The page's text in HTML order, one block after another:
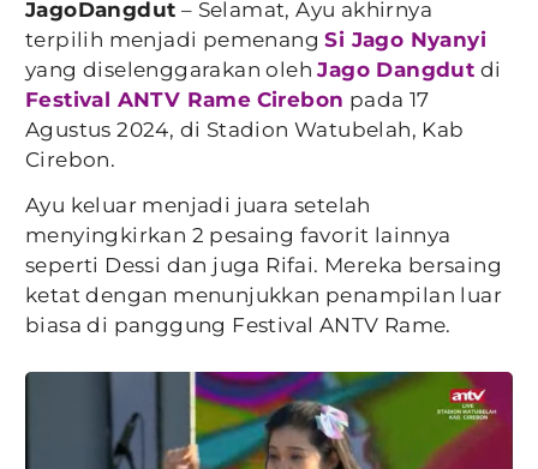
JagoDangdut – Selamat, Ayu akhirnya
terpilih menjadi pemenangSi Jago Nyanyi
yang diselenggarakan olehJago Dangdut di
Festival ANTV Rame Cirebon pada 17
Agustus 2024, di Stadion Watubelah, Kab
Cirebon.
Ayu keluar menjadi juara setelah
menyingkirkan 2 pesaing favorit lainnya
seperti Dessi dan juga Rifai. Mereka bersaing
ketat dengan menunjukkan penampilan luar
biasa di panggung Festival ANTV Rame.